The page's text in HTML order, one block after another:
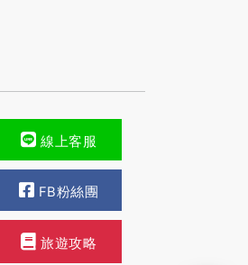
線上客服
FB粉絲團
旅遊攻略